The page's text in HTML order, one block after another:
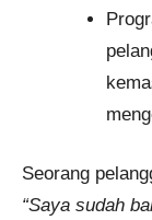
Seorang
“Saya sudah